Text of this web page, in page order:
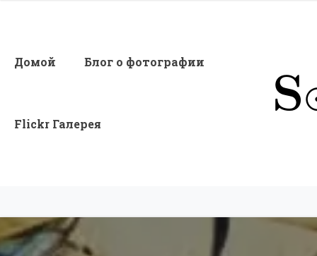
Домой Блог о фотографии
Flickr Галерея
Solar Anamnesis —